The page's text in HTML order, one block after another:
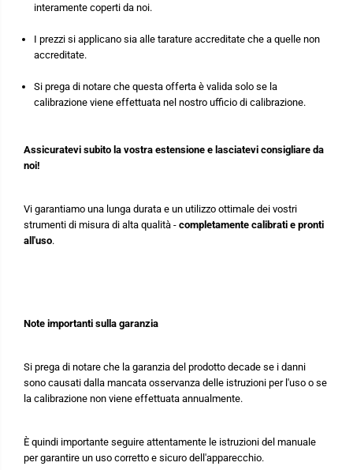
interamente coperti da noi.
I prezzi si applicano sia alle tarature accreditate che a quelle non
accreditate.
Si prega di notare che questa offerta è valida solo se la
calibrazione viene effettuata nel nostro ufficio di calibrazione.
Assicuratevi subito la vostra estensione e lasciatevi consigliare da
noi!
Vi garantiamo una lunga durata e un utilizzo ottimale dei vostri
strumenti di misura di alta qualità - completamente calibrati e pronti
all'uso.
Note importanti sulla garanzia
Si prega di notare che la garanzia del prodotto decade se i danni
sono causati dalla mancata osservanza delle istruzioni per l'uso o se
la calibrazione non viene effettuata annualmente.
È quindi importante seguire attentamente le istruzioni del manuale
per garantire un uso corretto e sicuro dell'apparecchio.